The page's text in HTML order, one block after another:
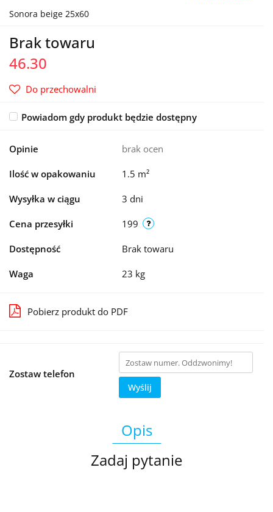
Sonora beige 25x60
Brak towaru
46.30
Do przechowalni
Powiadom gdy produkt będzie dostępny
Opinie brak ocen
Ilość w opakowaniu 1.5 m²
Wysyłka w ciągu 3 dni
Cena przesyłki 199
Dostępność Brak towaru
Waga 23 kg
Pobierz produkt do PDF
Zostaw telefon
Wyślij
Opis
Zadaj pytanie